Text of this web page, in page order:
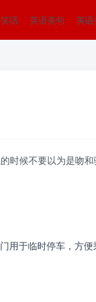
话 英语美句 英语
时候不要以为是吻和
于临时停车，方便